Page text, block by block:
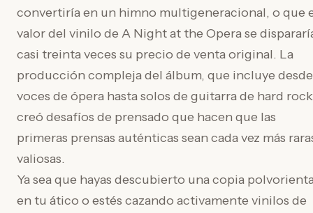
convertiría en un himno multigeneracional, o que
valor del vinilo de A Night at the Opera se
casi treinta veces su precio de venta original. La
producción compleja del álbum, que incluye desde
voces de ópera hasta solos de guitarra de hard
creó desafíos de prensado que hacen que las
primeras prensas auténticas sean cada vez más
valiosas.
Ya sea que hayas descubierto una copia
en tu ático o estés cazando activamente vinilos de